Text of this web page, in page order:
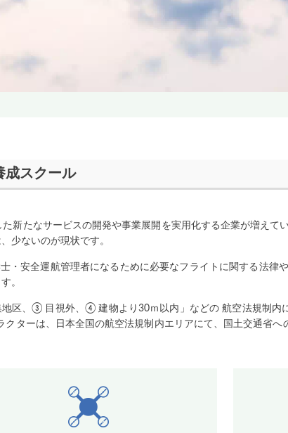
成スクール
新たなサービスの開発や事業展開を実用化する企業が増えて
少ないのが現状です。
・安全運航管理者になるために必要なフライトに関する法律
。
区、③ 目視外、④ 建物より30ｍ以内」などの 航空法規制内
ターは、日本全国の航空法規制内エリアにて、国土交通省へ